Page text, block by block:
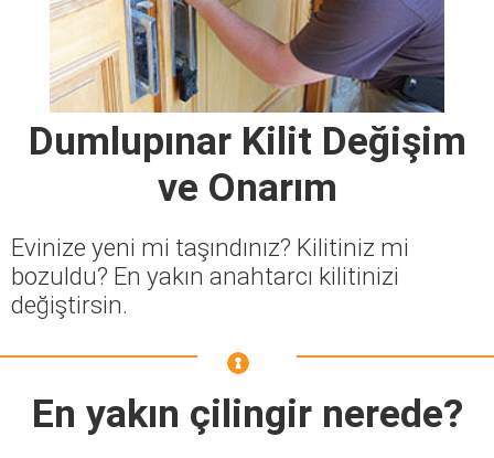
Dumlupınar Kilit Değişim
ve Onarım
Evinize yeni mi taşındınız? Kilitiniz mi
bozuldu? En yakın anahtarcı kilitinizi
değiştirsin.
En yakın çilingir nerede?